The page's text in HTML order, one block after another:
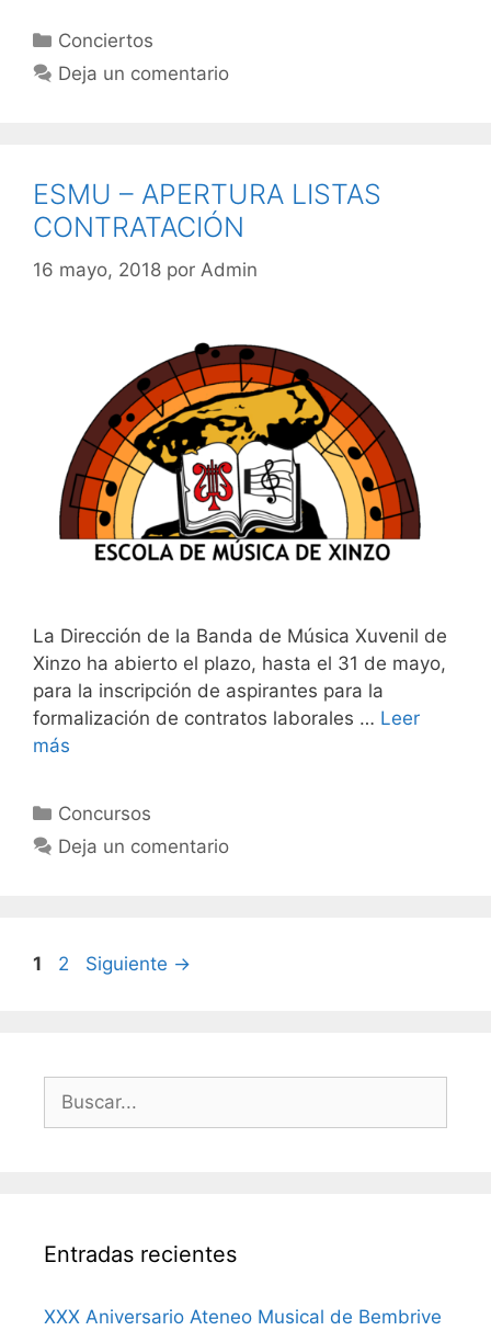
Categorías
Conciertos
Deja un comentario
ESMU – APERTURA LISTAS
CONTRATACIÓN
16 mayo, 2018 por Admin
La Dirección de la Banda de Música Xuvenil de
Xinzo ha abierto el plazo, hasta el 31 de mayo,
para la inscripción de aspirantes para la
formalización de contratos laborales … Leer
más
Categorías
Concursos
Deja un comentario
Página
1 Página
2 Siguiente →
Entradas recientes
XXX Aniversario Ateneo Musical de Bembrive